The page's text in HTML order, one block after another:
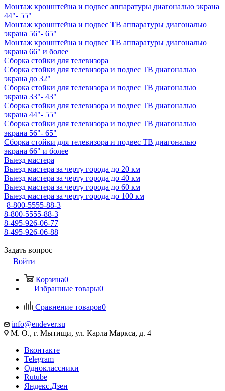
Монтаж кронштейна и подвес аппаратуры диагональю экрана
44"- 55"
Монтаж кронштейна и подвес ТВ аппаратуры диагональю
экрана 56"- 65"
Монтаж кронштейна и подвес ТВ аппаратуры диагональю
экрана 66" и более
Сборка стойки для телевизора
Сборка стойки для телевизора и подвес ТВ диагональю
экрана до 32"
Сборка стойки для телевизора и подвес ТВ диагональю
экрана 33"- 43"
Сборка стойки для телевизора и подвес ТВ диагональю
экрана 44"- 55"
Сборка стойки для телевизора и подвес ТВ диагональю
экрана 56"- 65"
Сборка стойки для телевизора и подвес ТВ диагональю
экрана 66" и более
Выезд мастера
Выезд мастера за черту города до 20 км
Выезд мастера за черту города до 40 км
Выезд мастера за черту города до 60 км
Выезд мастера за черту города до 100 км
8-800-5555-88-3
8-800-5555-88-3
8-495-926-06-77
8-495-926-06-88
Задать вопрос
Войти
Корзина0
Избранные товары0
Сравнение товаров0
info@endever.su
М. О., г. Мытищи, ул. Карла Маркса, д. 4
Вконтакте
Telegram
Одноклассники
Rutube
Яндекс.Дзен